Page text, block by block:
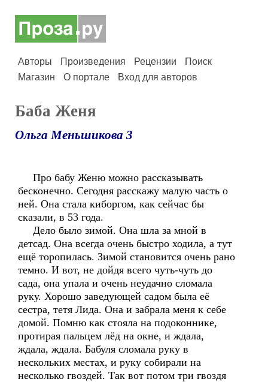
Авторы Произведения Рецензии
Поиск
Магазин
О портале Вход для авторов
Баба Женя
Ольга Меньшикова 3
Про бабу Женю можно рассказывать
бесконечно. Сегодня расскажу малую часть о
ней. Она стала киборгом, как сейчас бы
сказали, в 53 года.
Дело было зимой. Она шла за мной в
детсад. Она всегда очень быстро ходила, а тут
ещё торопилась. Зимой становится очень рано
темно. И вот, не дойдя всего чуть-чуть до
сада, она упала и очень неудачно сломала
руку. Хорошо заведующей садом была её
сестра, тетя Лида. Она и забрала меня к себе
домой. Помню как стояла на подоконнике,
протирая пальцем лёд на окне, и ждала,
ждала, ждала. Бабуля сломала руку в
нескольких местах, и руку собирали на
несколько гвоздей. Так вот потом три гвоздя